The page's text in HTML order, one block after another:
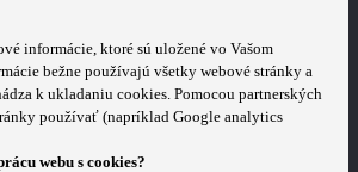
informácie, ktoré sú uložené vo Vašom
bežne používajú všetky webové stránky a
k ukladaniu cookies. Pomocou partnerských
používať (napríklad Google analytics
webu s cookies?